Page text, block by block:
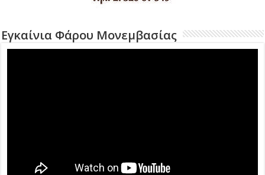
Εγκαίνια Φάρου Μονεμβασίας